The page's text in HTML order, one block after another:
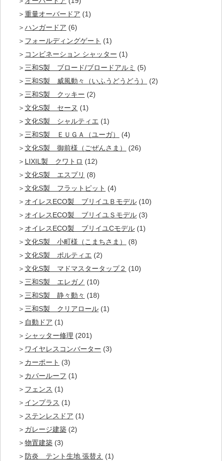
重量オーバードア (1)
ハンガードア (6)
フォールディングゲート (1)
コンビネーション シャッター (1)
三和S製 ブロード/ブロードアルミ (5)
三和S製 威風動々（いふうどうどう）
(2)
三和S製 クッキー (2)
文化S製 セーヌ (1)
文化S製 シャルティエ (1)
三和S製 ＥＵＧＡ（ユーガ）
(4)
文化S製 御前様（ごぜんさま）
(26)
LIXIL製 クワトロ (12)
文化S製 エスプリ (8)
文化S製 フラットピット (4)
オイレスECO製 ブリイユＢモデル (10)
オイレスECO製 ブリイユＳモデル (3)
オイレスECO製 ブリイユCモデル (1)
文化S製 小町様（こまちさま）
(8)
文化S製 ポルティエ (2)
文化S製 マドマスタータップ２ (10)
三和S製 エレガノ (10)
三和S製 静々動々 (18)
三和S製 クリアロール (1)
自動ドア (1)
シャッター修理 (201)
ワイヤレスコンバーター (3)
カーポート (3)
カバールーフ (1)
フェンス (1)
インプラス (1)
ステンレスドア (1)
ガレージ建築 (2)
物置建築 (3)
防炎 テント生地 張替え (1)